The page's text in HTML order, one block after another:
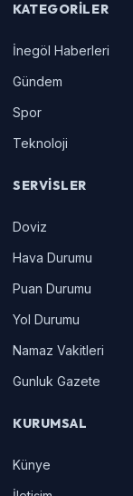
KATEGORILER
İnegöl Haberleri
Gündem
Spor
Teknoloji
SERVISLER
Doviz
Hava Durumu
Puan Durumu
Yol Durumu
Namaz Vakitleri
Gunluk Gazete
KURUMSAL
Künye